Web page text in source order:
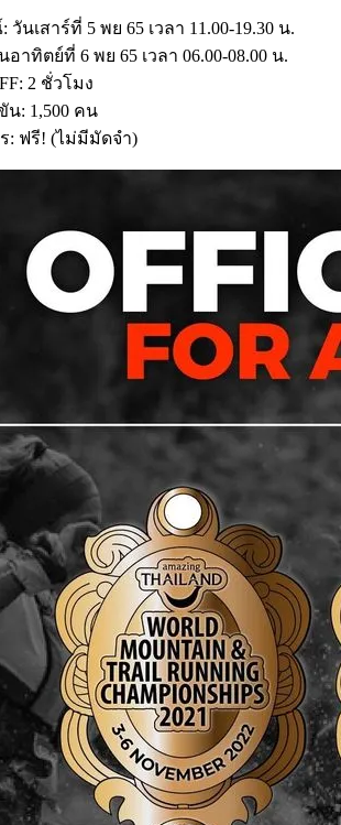
นเสาร์ที่ 5 พย 65 เวลา 11.00-19.30 น.
าทิตย์ที่ 6 พย 65 เวลา 06.00-08.00 น.
2 ชั่วโมง
น: 1,500 คน
: ฟรี! (ไม่มีมัดจำ)